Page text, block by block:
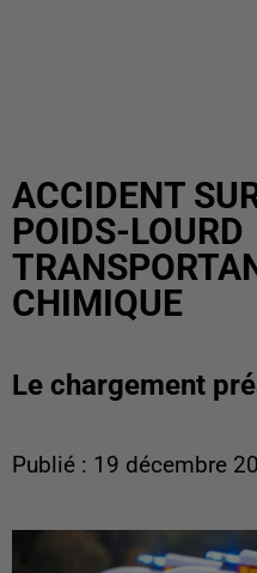
ACCIDENT
POIDS-LOURD
CHIMIQUE
Le chargement
Publié : 19 décembre